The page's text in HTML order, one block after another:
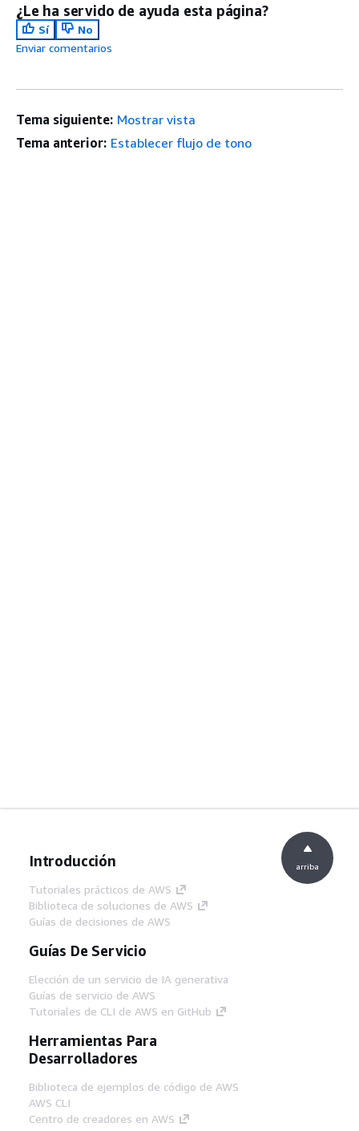
¿Le ha servido de ayuda esta página?
Sí
No
Enviar comentarios
Tema siguiente: Mostrar vista
Tema anterior: Establecer flujo de tono
Introducción
Tutoriales prácticos de AWS
Biblioteca de soluciones de AWS
Guías de decisiones de AWS
Guías De Servicio
Elección de un servicio de IA generativa
Guías de servicio de AWS
Tutoriales de CLI de AWS en GitHub
Herramientas Para
Desarrolladores
Biblioteca de ejemplos de código de AWS
AWS CLI
Centro de creadores en AWS
arriba